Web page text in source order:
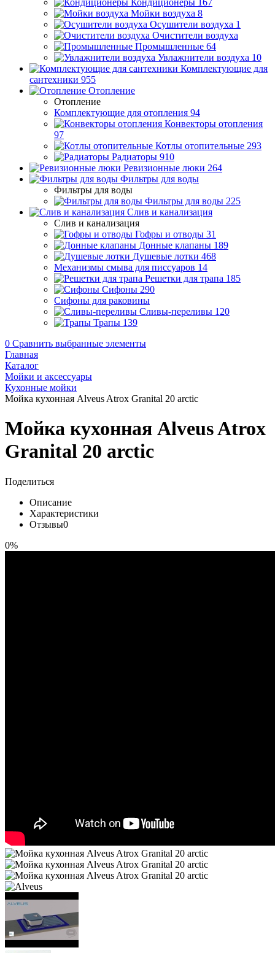
Кондиционеры
167
Мойки воздуха 8
Осушители воздуха 1
Очистители воздуха
Промышленные 64
Увлажнители воздуха 10
Комплектующие для
сантехники 955
Отопление
Отопление
Комплектующие для отопления 94
Конвекторы отопления
97
Котлы отопительные 293
Радиаторы 910
Ревизионные люки 264
Фильтры для воды
Фильтры для воды
Фильтры для воды 225
Слив и канализация
Слив и канализация
Гофры и отводы 31
Донные клапаны 189
Душевые лотки 468
Механизмы смыва для писсуаров 14
Решетки для трапа 185
Сифоны 290
Сифоны для раковины
Сливы-переливы 120
Трапы 139
0 Сравнить выбранные элементы
Главная
Каталог
Мойки и аксессуары
Кухонные мойки
Мойка кухонная Alveus Atrox Granital 20 arctic
Мойка кухонная Alveus Atrox
Granital 20 arctic
Поделиться
Описание
Характеристики
Отзывы0
0%